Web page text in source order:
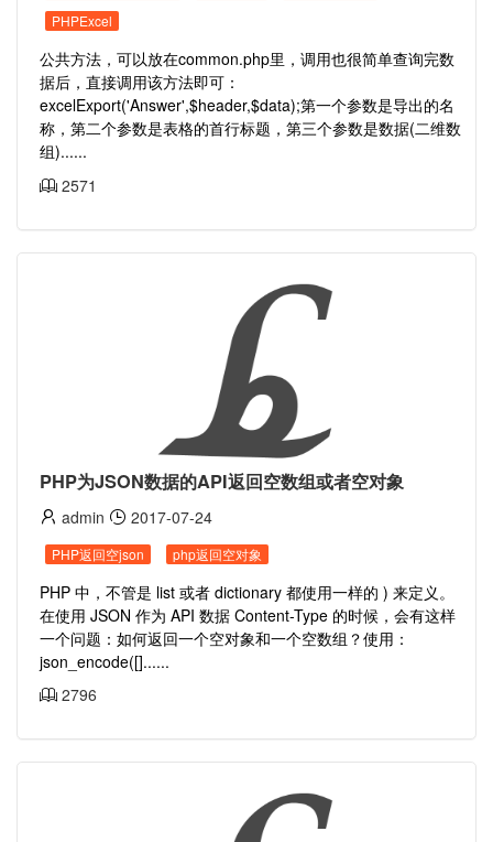
PHPExcel
公共方法，可以放在common.php里，调用也很简单查询完数
据后，直接调用该方法即可：
excelExport('Answer',$header,$data);第一个参数是导出的名
称，第二个参数是表格的首行标题，第三个参数是数据(二维数
组)......
2571
PHP为JSON数据的API返回空数组或者空对象
admin 2017-07-24
PHP返回空json php返回空对象
PHP 中，不管是 list 或者 dictionary 都使用一样的 ) 来定义。
在使用 JSON 作为 API 数据 Content-Type 的时候，会有这样
一个问题：如何返回一个空对象和一个空数组？使用：
json_encode([]......
2796